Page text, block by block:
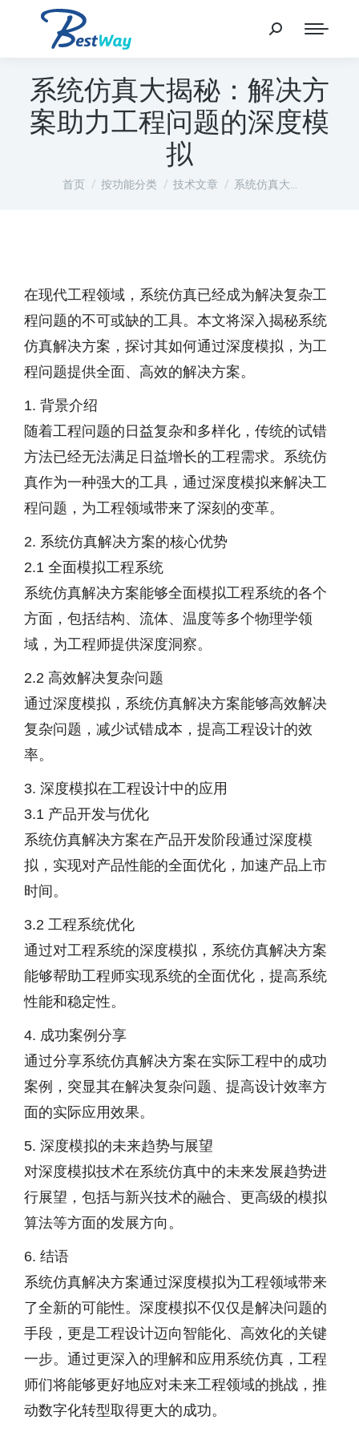
系统仿真大揭秘：解决方
案助力工程问题的深度模
拟
您在这里：
首页 按功能分类 技术文章 系统仿真大…
在现代工程领域，系统仿真已经成为解决复杂工
程问题的不可或缺的工具。本文将深入揭秘系统
仿真解决方案，探讨其如何通过深度模拟，为工
程问题提供全面、高效的解决方案。
1. 背景介绍
随着工程问题的日益复杂和多样化，传统的试错
方法已经无法满足日益增长的工程需求。系统仿
真作为一种强大的工具，通过深度模拟来解决工
程问题，为工程领域带来了深刻的变革。
2. 系统仿真解决方案的核心优势
2.1 全面模拟工程系统
系统仿真解决方案能够全面模拟工程系统的各个
方面，包括结构、流体、温度等多个物理学领
域，为工程师提供深度洞察。
2.2 高效解决复杂问题
通过深度模拟，系统仿真解决方案能够高效解决
复杂问题，减少试错成本，提高工程设计的效
率。
3. 深度模拟在工程设计中的应用
3.1 产品开发与优化
系统仿真解决方案在产品开发阶段通过深度模
拟，实现对产品性能的全面优化，加速产品上市
时间。
3.2 工程系统优化
通过对工程系统的深度模拟，系统仿真解决方案
能够帮助工程师实现系统的全面优化，提高系统
性能和稳定性。
4. 成功案例分享
通过分享系统仿真解决方案在实际工程中的成功
案例，突显其在解决复杂问题、提高设计效率方
面的实际应用效果。
5. 深度模拟的未来趋势与展望
对深度模拟技术在系统仿真中的未来发展趋势进
行展望，包括与新兴技术的融合、更高级的模拟
算法等方面的发展方向。
6. 结语
系统仿真解决方案通过深度模拟为工程领域带来
了全新的可能性。深度模拟不仅仅是解决问题的
手段，更是工程设计迈向智能化、高效化的关键
一步。通过更深入的理解和应用系统仿真，工程
师们将能够更好地应对未来工程领域的挑战，推
动数字化转型取得更大的成功。